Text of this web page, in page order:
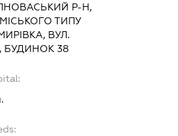
Р-Н,
ТИПУ
ВУЛ.
БУДИНОК 38